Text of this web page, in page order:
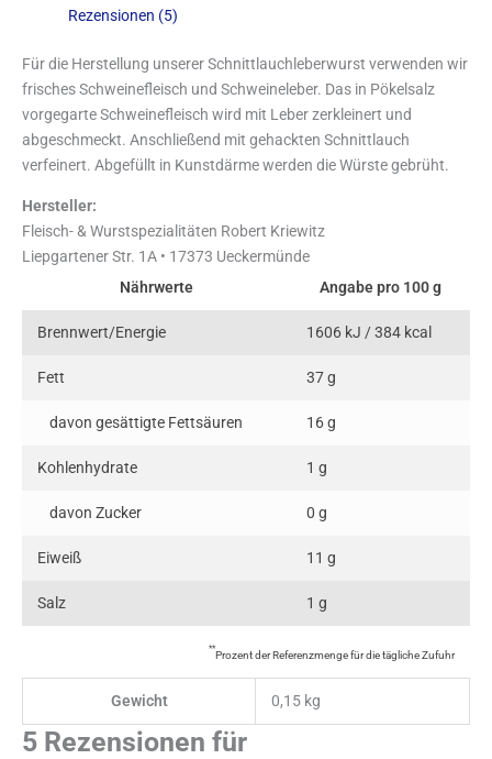
Rezensionen (5)
Für die Herstellung unserer Schnittlauchleberwurst verwenden wir
frisches Schweinefleisch und Schweineleber. Das in Pökelsalz
vorgegarte Schweinefleisch wird mit Leber zerkleinert und
abgeschmeckt. Anschließend mit gehackten Schnittlauch
verfeinert. Abgefüllt in Kunstdärme werden die Würste gebrüht.
Hersteller:
Fleisch- & Wurstspezialitäten Robert Kriewitz
Liepgartener Str. 1A • 17373 Ueckermünde
Nährwerte
Angabe pro 100 g
Brennwert/Energie 1606 kJ / 384 kcal
Fett 37 g
davon gesättigte Fettsäuren 16 g
Kohlenhydrate 1 g
davon Zucker 0 g
Eiweiß 11 g
Salz 1 g
**
Prozent der Referenzmenge für die tägliche Zufuhr
Gewicht 0,15 kg
5 Rezensionen für